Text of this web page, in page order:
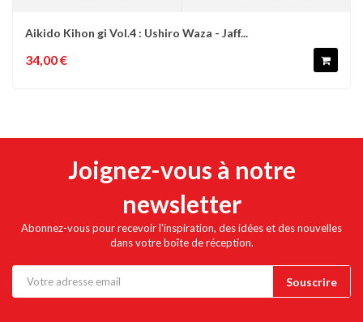
Aikido Kihon gi Vol.4 : Ushiro Waza - Jaff...
34,00 €
Joignez-vous à notre
newsletter
Abonnez-vous pour recevoir l'inspiration, des idées et des nouvelles
dans votre boîte de réception.